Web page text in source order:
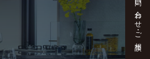
お問い合わせ・ご相談